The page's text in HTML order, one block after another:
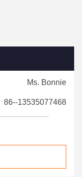
Ms. Bonnie
86--13535077468